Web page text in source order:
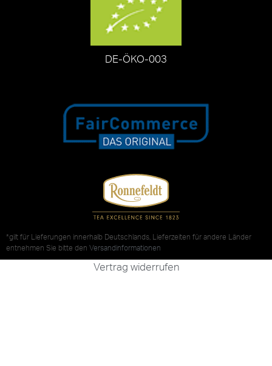
DE-ÖKO-003
*gilt für Lieferungen innerhalb Deutschlands, Lieferzeiten für andere Länder
entnehmen Sie bitte den Versandinformationen
Vertrag widerrufen